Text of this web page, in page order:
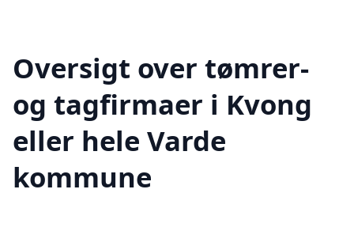
Oversigt over tømrer-
og tagfirmaer i Kvong
eller hele Varde
kommune